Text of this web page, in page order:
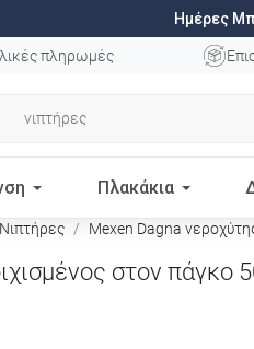
Ημέρες
πληρωμές
Πλακάκια
Νιπτήρες Mexen Dagna
στον πάγκο